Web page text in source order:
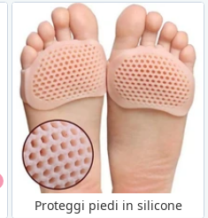
Proteggi piedi in silicone